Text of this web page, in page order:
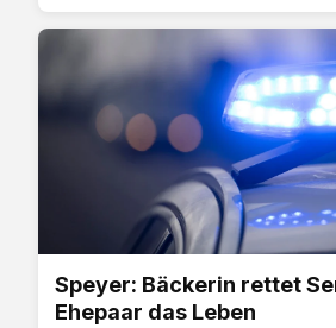
Speyer: Bäckerin rettet
Ehepaar das Leben